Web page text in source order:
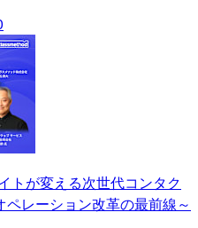
トが変える次世代コンタク
ペレーション改革の最前線～